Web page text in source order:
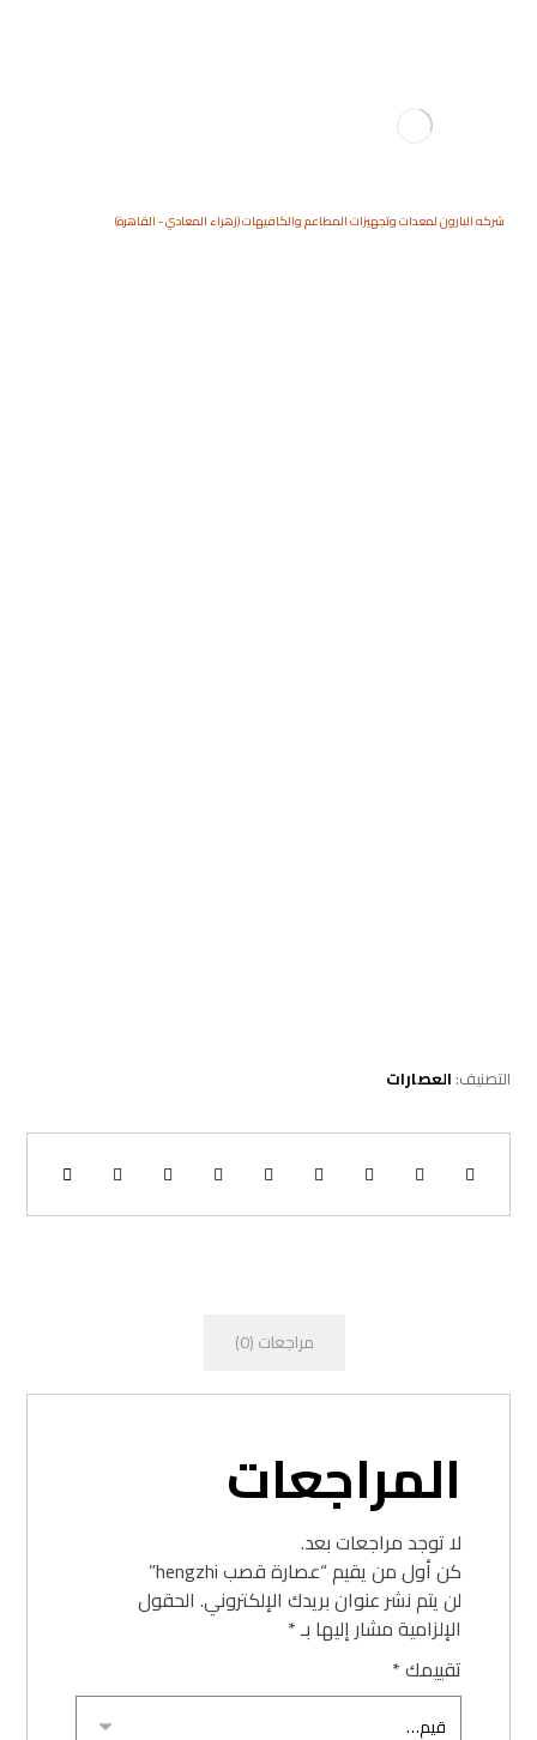
شركه البارون لمعدات وتجهيزات المطاعم والكافيهات (زهراء المعادي - القاهرة)
التصنيف: العصارات
مراجعات (0)
المراجعات
لا توجد مراجعات بعد.
كن أول من يقيم “عصارة قصب hengzhi”
لن يتم نشر عنوان بريدك الإلكتروني. الحقول
الإلزامية مشار إليها بـ*
تقييمك*